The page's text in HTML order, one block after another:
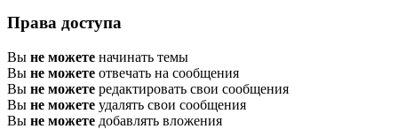
Права доступа
Вы не можете начинать темы
Вы не можете отвечать на сообщения
Вы не можете редактировать свои сообщения
Вы не можете удалять свои сообщения
Вы не можете добавлять вложения